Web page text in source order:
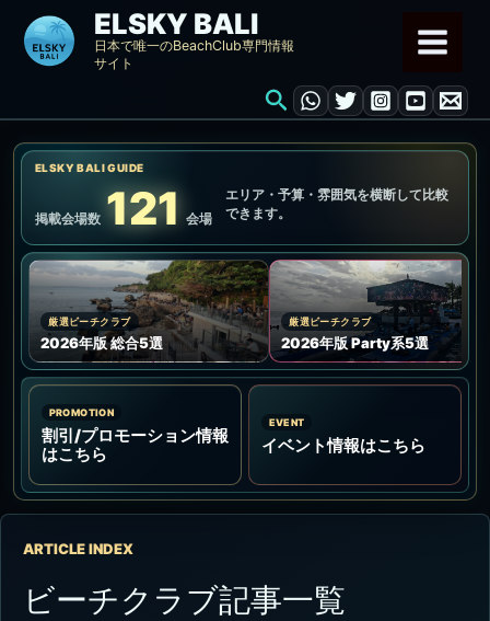
ELSKY BALI
日本で唯一のBeachClub専門情報
サイト
検
ELSKY BALI GUIDE
掲載会場数 121 会場
エリア・予算・雰囲気を横断して比較
できます。
厳選ビーチクラブ
2026年版 総合5選
厳選ビーチクラブ
2026年版 Party系5選
PROMOTION
割引/プロモーション情報
はこちら
EVENT
イベント情報はこちら
ARTICLE INDEX
ビーチクラブ記事一覧